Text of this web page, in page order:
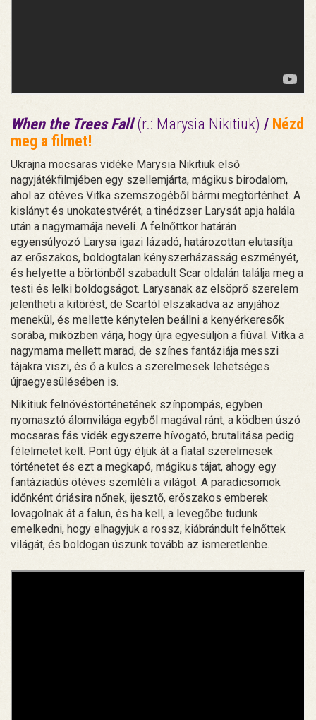
When the Trees Fall (r.: Marysia Nikitiuk) / Nézd
meg a filmet!
Ukrajna mocsaras vidéke Marysia Nikitiuk első
nagyjátékfilmjében egy szellemjárta, mágikus birodalom,
ahol az ötéves Vitka szemszögéből bármi megtörténhet. A
kislányt és unokatestvérét, a tinédzser Larysát apja halála
után a nagymamája neveli. A felnőttkor határán
egyensúlyozó Larysa igazi lázadó, határozottan elutasítja
az erőszakos, boldogtalan kényszerházasság eszményét,
és helyette a börtönből szabadult Scar oldalán találja meg a
testi és lelki boldogságot. Larysanak az elsöprő szerelem
jelentheti a kitörést, de Scartól elszakadva az anyjához
menekül, és mellette kénytelen beállni a kenyérkeresők
sorába, miközben várja, hogy újra egyesüljön a fiúval. Vitka a
nagymama mellett marad, de színes fantáziája messzi
tájakra viszi, és ő a kulcs a szerelmesek lehetséges
újraegyesülésében is.
Nikitiuk felnövéstörténetének színpompás, egyben
nyomasztó álomvilága egyből magával ránt, a ködben úszó
mocsaras fás vidék egyszerre hívogató, brutalitása pedig
félelmetet kelt. Pont úgy éljük át a fiatal szerelmesek
történetet és ezt a megkapó, mágikus tájat, ahogy egy
fantáziadús ötéves szemléli a világot. A paradicsomok
időnként óriásira nőnek, ijesztő, erőszakos emberek
lovagolnak át a falun, és ha kell, a levegőbe tudunk
emelkedni, hogy elhagyjuk a rossz, kiábrándult felnőttek
világát, és boldogan úszunk tovább az ismeretlenbe.